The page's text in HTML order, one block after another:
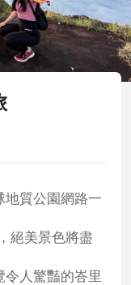
地質公園網路一
絕美景色將盡
人驚豔的峇里